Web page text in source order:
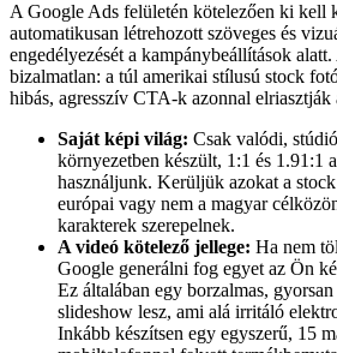
A Google Ads felületén kötelezően ki kell
automatikusan létrehozott szöveges és
engedélyezését a kampánybeállítások
bizalmatlan: a túl amerikai stílusú stock
hibás, agresszív CTA-k azonnal elriasztják
Saját képi világ: Csak valódi,
környezetben készült, 1:1 és 1.91:1
használjunk. Kerüljük azokat a
európai vagy nem a magyar
karakterek szerepelnek.
A videó kötelező jellege: Ha nem
Google generálni fog egyet az Ön
Ez általában egy borzalmas,
slideshow lesz, ami alá irritáló
Inkább készítsen egy egyszerű, 15